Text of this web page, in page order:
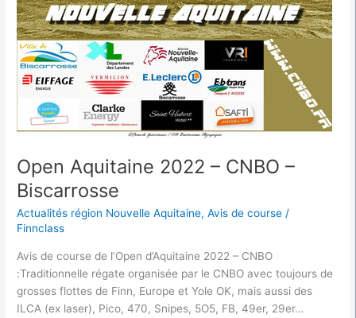
Open Aquitaine 2022 – CNBO –
Biscarrosse
Actualités région Nouvelle Aquitaine,Avis de course /
Finnclass
Avis de course de l’Open d’Aquitaine 2022 – CNBO
:Traditionnelle régate organisée par le CNBO avec toujours de
grosses flottes de Finn, Europe et Yole OK, mais aussi des
ILCA (ex laser), Pico, 470, Snipes, 5O5, FB, 49er, 29er…